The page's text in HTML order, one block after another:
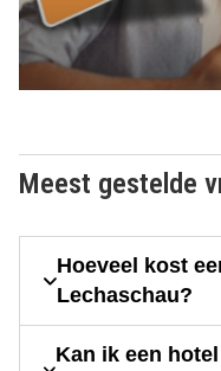
Meest gestelde
Hoeveel kost
Lechaschau?
Kan ik een